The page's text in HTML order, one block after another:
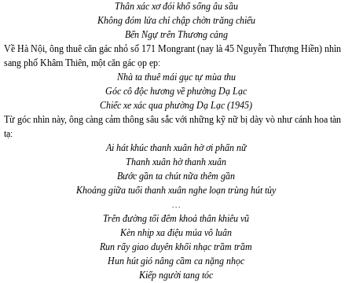
Thân xác xơ đói khổ sống âu sầu
Không đóm lửa chỉ chập chờn trăng chiếu
Bến Ngự trên Thương cảng
Về Hà Nội, ông thuê căn gác nhỏ số 171 Mongrant (nay là 45 Nguyễn Thượng Hiền) nhìn
sang phố Khâm Thiên, một căn gác ọp ẹp:
Nhà ta thuê mái gục tự mùa thu
Góc cô độc hương về phường Dạ Lạc
Chiếc xe xác qua phường Dạ Lạc (1945)
Từ góc nhìn này, ông càng cảm thông sâu sắc với những kỹ nữ bị dày vò như cánh hoa tàn
tạ:
Ai hát khúc thanh xuân hờ ơi phấn nữ
Thanh xuân hờ thanh xuân
Bước gần ta chút nữa thêm gần
Khoảng giữa tuổi thanh xuân nghe loạn trùng hút tủy
…
Trên đường tối đêm khoả thân khiêu vũ
Kèn nhịp xa điệu múa vô luân
Run rẩy giao duyên khối nhạc trầm trầm
Hun hút gió nâng cầm ca nặng nhọc
Kiếp người tang tóc